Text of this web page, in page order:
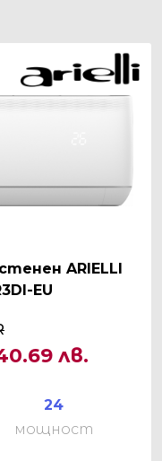
ARIELLI
EU
лв.
24
мощност